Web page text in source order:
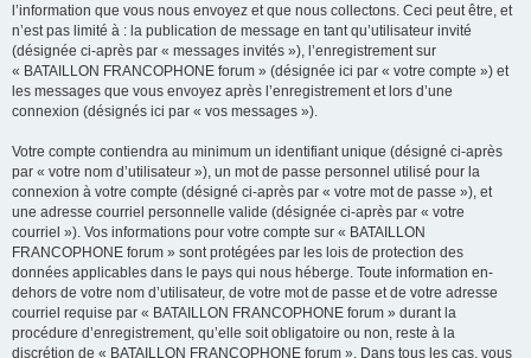
l’information que vous nous envoyez et que nous collectons. Ceci peut être, et
n’est pas limité à : la publication de message en tant qu’utilisateur invité
(désignée ci-après par « messages invités »), l’enregistrement sur
« BATAILLON FRANCOPHONE forum » (désignée ici par « votre compte ») et
les messages que vous envoyez après l’enregistrement et lors d’une
connexion (désignés ici par « vos messages »).
Votre compte contiendra au minimum un identifiant unique (désigné ci-après
par « votre nom d’utilisateur »), un mot de passe personnel utilisé pour la
connexion à votre compte (désigné ci-après par « votre mot de passe »), et
une adresse courriel personnelle valide (désignée ci-après par « votre
courriel »). Vos informations pour votre compte sur « BATAILLON
FRANCOPHONE forum » sont protégées par les lois de protection des
données applicables dans le pays qui nous héberge. Toute information en-
dehors de votre nom d’utilisateur, de votre mot de passe et de votre adresse
courriel requise par « BATAILLON FRANCOPHONE forum » durant la
procédure d’enregistrement, qu’elle soit obligatoire ou non, reste à la
discrétion de « BATAILLON FRANCOPHONE forum ». Dans tous les cas, vous